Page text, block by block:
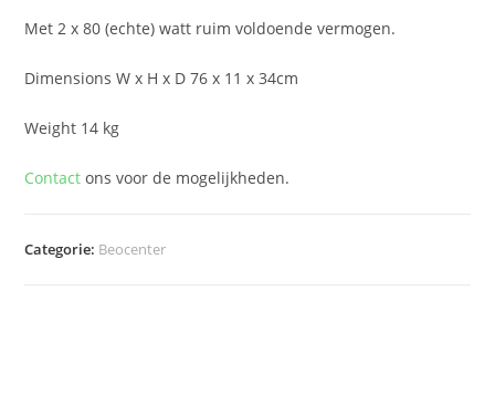
Met 2 x 80 (echte) watt ruim voldoende vermogen.
Dimensions W x H x D 76 x 11 x 34cm
Weight 14 kg
Contact ons voor de mogelijkheden.
Categorie: Beocenter